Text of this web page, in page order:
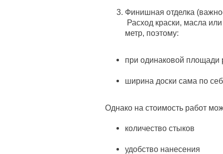
Финишная отделка
Расход краски, масла
метр, поэтому:
при одинаковой площади
ширина доски сама по
Однако на стоимость работ
количество стыков
удобство нанесения